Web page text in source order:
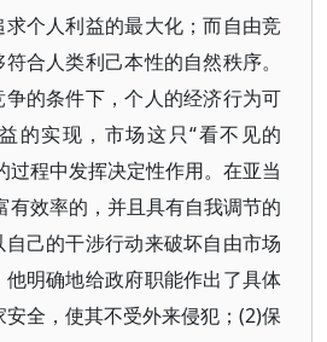
个人利益的最大化；而自由竞
合人类利己本性的自然秩序。
的条件下，个人的经济行为可
的实现，市场这只“看不见的
过程中发挥决定性作用。在亚当
有效率的，并且具有自我调节的
己的干涉行动来破坏自由市场
明确地给政府职能作出了具体
全，使其不受外来侵犯；(2)保